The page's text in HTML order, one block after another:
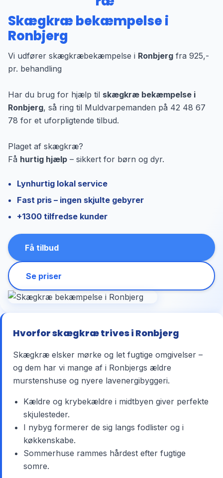
Skægkræ bekæmpelse i
Ronbjerg
Vi udfører skægkræbekæmpelse i Ronbjerg fra 925,-
pr. behandling
Har du brug for hjælp til skægkræ bekæmpelse i
Ronbjerg, så ring til Muldvarpemanden på 42 48 67
78 for et uforpligtende tilbud.
Plaget af skægkræ?
Få hurtig hjælp – sikkert for børn og dyr.
Lynhurtig lokal service
Fast pris – ingen skjulte gebyrer
+1300 tilfredse kunder
Få tilbud
Se priser
Hvorfor skægkræ trives i Ronbjerg
Skægkræ elsker mørke og let fugtige omgivelser –
og dem har vi mange af i Ronbjergs ældre
murstenshuse og nyere lavenergibyggeri.
Kældre og krybekældre i midtbyen giver perfekte
skjulesteder.
I nybyg formerer de sig langs fodlister og i
køkkenskabe.
Sommerhuse rammes hårdest efter fugtige
somre.